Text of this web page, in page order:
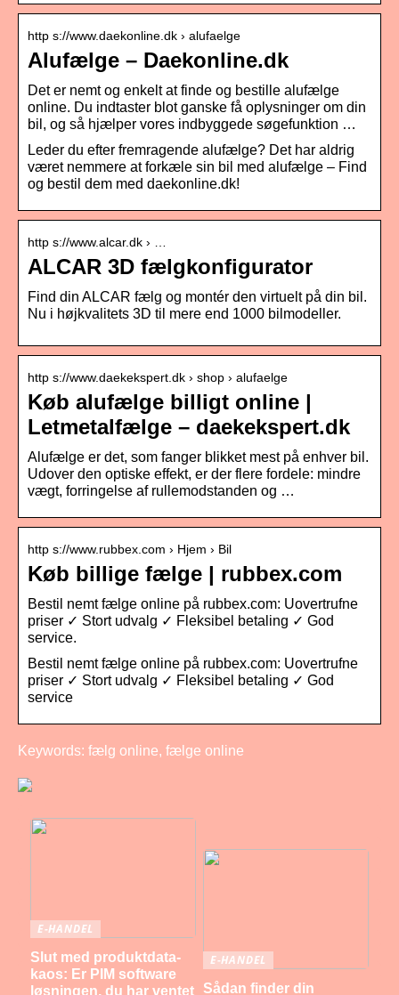
http s://www.daekonline.dk › alufaelge
Alufælge – Daekonline.dk
Det er nemt og enkelt at finde og bestille alufælge
online. Du indtaster blot ganske få oplysninger om din
bil, og så hjælper vores indbyggede søgefunktion …
Leder du efter fremragende alufælge? Det har aldrig
været nemmere at forkæle sin bil med alufælge – Find
og bestil dem med daekonline.dk!
http s://www.alcar.dk › …
ALCAR 3D fælgkonfigurator
Find din ALCAR fælg og montér den virtuelt på din bil.
Nu i højkvalitets 3D til mere end 1000 bilmodeller.
http s://www.daekekspert.dk › shop › alufaelge
Køb alufælge billigt online |
Letmetalfælge – daekekspert.dk
Alufælge er det, som fanger blikket mest på enhver bil.
Udover den optiske effekt, er der flere fordele: mindre
vægt, forringelse af rullemodstanden og …
http s://www.rubbex.com › Hjem › Bil
Køb billige fælge | rubbex.com
Bestil nemt fælge online på rubbex.com: Uovertrufne
priser ✓ Stort udvalg ✓ Fleksibel betaling ✓ God
service.
Bestil nemt fælge online på rubbex.com: Uovertrufne
priser ✓ Stort udvalg ✓ Fleksibel betaling ✓ God
service
Keywords: fælg online, fælge online
E-HANDEL
Slut med produktdata-
kaos: Er PIM software
løsningen, du har ventet
E-HANDEL
Sådan finder din